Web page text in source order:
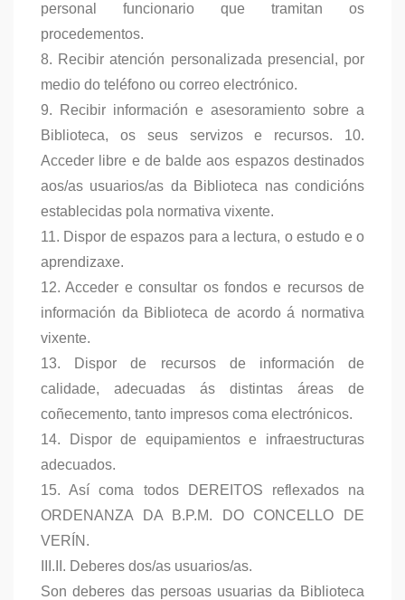
personal funcionario que tramitan os
procedementos.
8. Recibir atención personalizada presencial, por
medio do teléfono ou correo electrónico.
9. Recibir información e asesoramiento sobre a
Biblioteca, os seus servizos e recursos. 10.
Acceder libre e de balde aos espazos destinados
aos/as usuarios/as da Biblioteca nas condicións
establecidas pola normativa vixente.
11. Dispor de espazos para a lectura, o estudo e o
aprendizaxe.
12. Acceder e consultar os fondos e recursos de
información da Biblioteca de acordo á normativa
vixente.
13. Dispor de recursos de información de
calidade, adecuadas ás distintas áreas de
coñecemento, tanto impresos coma electrónicos.
14. Dispor de equipamientos e infraestructuras
adecuados.
15. Así coma todos DEREITOS reflexados na
ORDENANZA DA B.P.M. DO CONCELLO DE
VERÍN.
III.II. Deberes dos/as usuarios/as.
Son deberes das persoas usuarias da Biblioteca